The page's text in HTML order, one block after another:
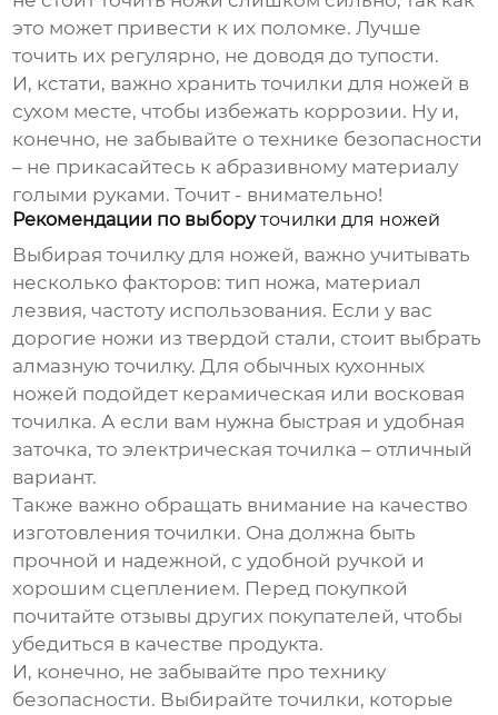
это может привести к их поломке. Лучше
точить их регулярно, не доводя до тупости.
И, кстати, важно хранитьточилки для ножей в
сухом месте, чтобы избежать коррозии. Ну и,
конечно, не забывайте о технике безопасности
– не прикасайтесь к абразивному материалу
голыми руками. Точит - внимательно!
Рекомендации по выборуточилки для ножей
Выбираяточилку для ножей, важно учитывать
несколько факторов: тип ножа, материал
лезвия, частоту использования. Если у вас
дорогие ножи из твердой стали, стоит выбрать
алмазную точилку. Для обычных кухонных
ножей подойдет керамическая или восковая
точилка. А если вам нужна быстрая и удобная
заточка, то электрическая точилка – отличный
вариант.
Также важно обращать внимание на качество
изготовления точилки. Она должна быть
прочной и надежной, с удобной ручкой и
хорошим сцеплением. Перед покупкой
почитайте отзывы других покупателей, чтобы
убедиться в качестве продукта.
И, конечно, не забывайте про технику
безопасности. Выбирайте точилки, которые